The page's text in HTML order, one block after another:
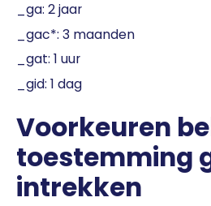
_ga: 2 jaar
_gac*: 3 maanden
_gat: 1 uur
_gid: 1 dag
Voorkeuren
toestemming
intrekken